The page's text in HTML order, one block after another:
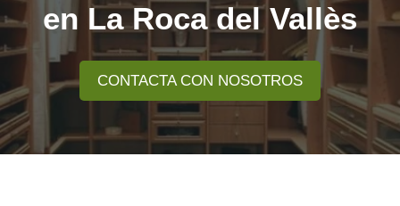
en La Roca del Vallès
CONTACTA CON NOSOTROS